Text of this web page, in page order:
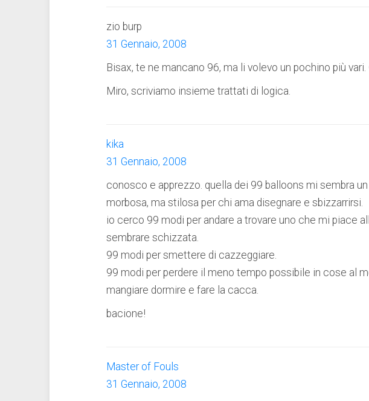
zio burp
31 Gennaio, 2008
Bisax, te ne mancano 96, ma li volevo un pochino più vari.
Miro, scriviamo insieme trattati di logica.
kika
31 Gennaio, 2008
conosco e apprezzo. quella dei 99 balloons mi sembra un
morbosa, ma stilosa per chi ama disegnare e sbizzarrirsi.
io cerco 99 modi per andare a trovare uno che mi piace
sembrare schizzata.
99 modi per smettere di cazzeggiare.
99 modi per perdere il meno tempo possibile in cose al
mangiare dormire e fare la cacca.
bacione!
Master of Fouls
31 Gennaio, 2008